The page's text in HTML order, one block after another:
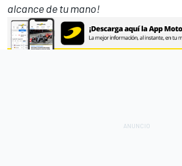
alcance de tu mano!